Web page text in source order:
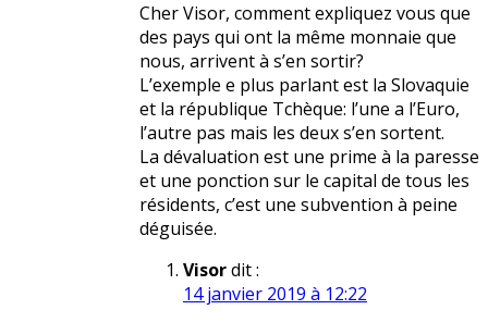
Cher Visor, comment expliquez vous que
des pays qui ont la même monnaie que
nous, arrivent à s’en sortir?
L’exemple e plus parlant est la Slovaquie
et la république Tchèque: l’une a l’Euro,
l’autre pas mais les deux s’en sortent.
La dévaluation est une prime à la paresse
et une ponction sur le capital de tous les
résidents, c’est une subvention à peine
déguisée.
Visordit :
14 janvier 2019 à 12:22